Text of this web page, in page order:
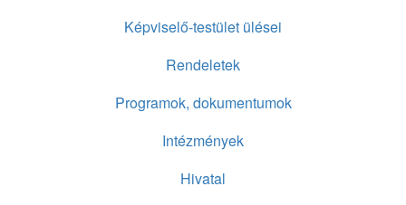
Képviselő-testület ülései
Rendeletek
Programok, dokumentumok
Intézmények
Hivatal